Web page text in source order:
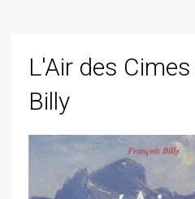
L'Air des
Billy